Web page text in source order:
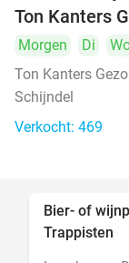
Ton Kanters
Morgen Di
Ton Kanters
Schijndel
Verkocht: 469
Bier- of
Trappisten